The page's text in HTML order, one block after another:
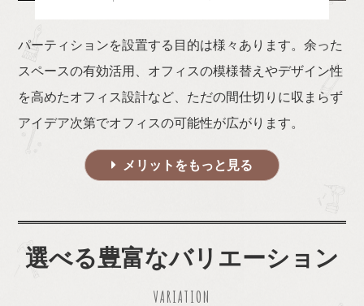
パーティションを設置する目的は様々あります。余った
スペースの有効活用、オフィスの模様替えやデザイン性
を高めたオフィス設計など、ただの間仕切りに収まらず
アイデア次第でオフィスの可能性が広がります。
メリットをもっと見る
選べる豊富なバリエーション